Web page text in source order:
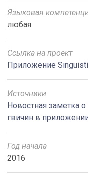
Языковая
любая
Ссылка на проект
Приложение
Источники
Новостная заметка
гвичин в
Год начала
2016